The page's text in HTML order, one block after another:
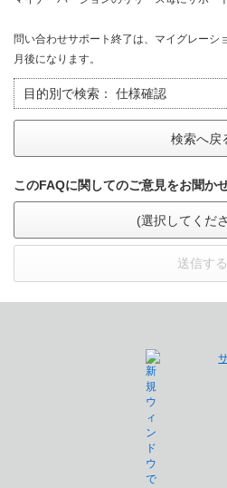
問い合わせサポート終了は、マイグレーシ
月後になります。
目的別で検索： 仕様確認
検索へ戻
このFAQに関してのご意見をお聞か
(選択してくだ
送信する